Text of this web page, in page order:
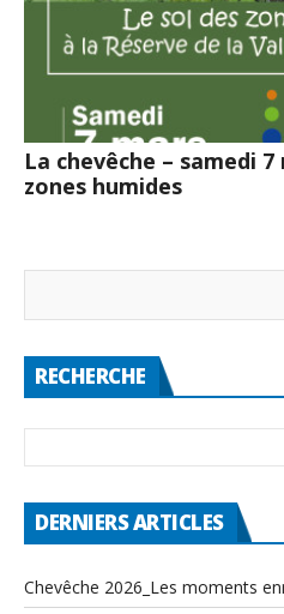
La chevêche – samedi
zones humides
RECHERCHE
DERNIERS ARTICLES
Chevêche 2026_Les moments